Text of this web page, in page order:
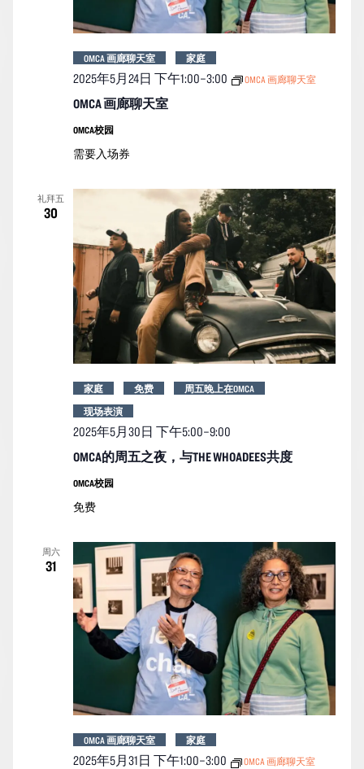
OMCA 画廊聊天室
2025年5月24日 下午1:00–3:00 OMCA 画廊聊天室
OMCA 画廊聊天室 家庭
OMCA校园
需要入场券
礼拜五
30
OMCA的周五之夜，与THE WHOADEES共度
2025年5月30日 下午5:00–9:00
家庭 免费
周五晚上在OMCA
现场表演
OMCA校园
免费
周六
31
2025年5月31日 下午1:00–3:00 OMCA 画廊聊天室
OMCA 画廊聊天室 家庭